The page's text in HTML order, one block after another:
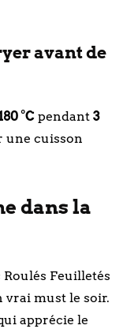
avant de
°C pendant 3
une cuisson
dans la
Feuilletés
vrai must le soir.
apprécie le